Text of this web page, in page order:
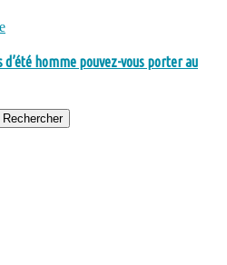
d’été homme pouvez-vous porter au